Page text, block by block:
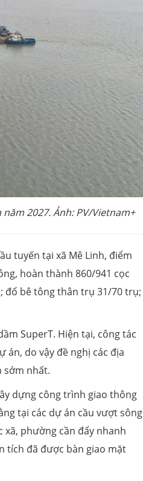
2027. Ảnh: PV/Vietnam+
tuyến tại xã Mê Linh, điểm
hoàn thành 860/941 cọc
đổ bê tông thân trụ 31/70 trụ;
SuperT. Hiện tại, công tác
do vậy đề nghị các địa
sớm nhất.
dựng công trình giao thông
tại các dự án cầu vượt sông
xã, phường cần đẩy nhanh
tích đã được bàn giao mặt